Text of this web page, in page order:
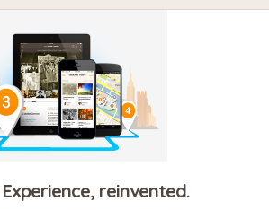
reinvented.